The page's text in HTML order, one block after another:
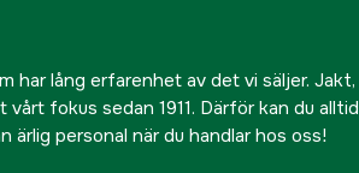
har lång erfarenhet av det vi säljer. Jakt,
fokus sedan 1911. Därför kan du alltid
ärlig personal när du handlar hos oss!